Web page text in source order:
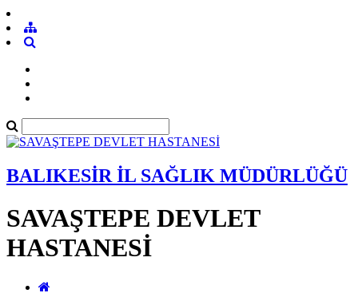
BALIKESİR İL SAĞLIK MÜDÜRLÜĞÜ
SAVAŞTEPE DEVLET
HASTANESİ